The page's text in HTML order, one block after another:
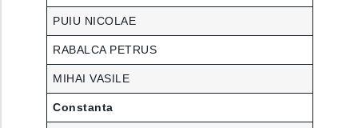
PUIU NICOLAE
RABALCA PETRUS
MIHAI VASILE
Constanta